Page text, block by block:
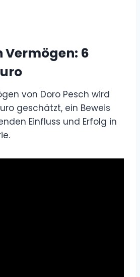
Vermögen: 6
von Doro Pesch wird
geschätzt, ein Beweis
Einfluss und Erfolg in